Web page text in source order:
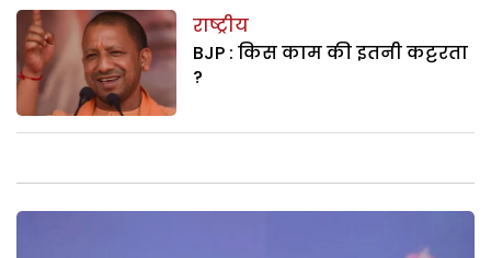
राष्ट्रीय
BJP : किस काम की इतनी कट्टरता
?